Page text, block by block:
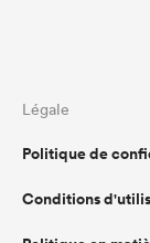
Légale
Politique de
Conditions